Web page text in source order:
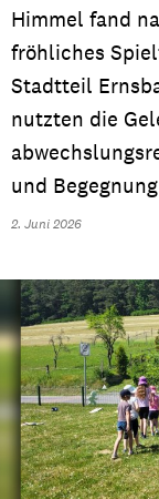
Himmel fand
fröhliches
Stadtteil
nutzten die
und
2. Juni 2026